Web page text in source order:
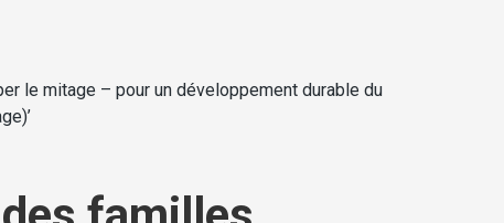
le mitage – pour un développement durable du